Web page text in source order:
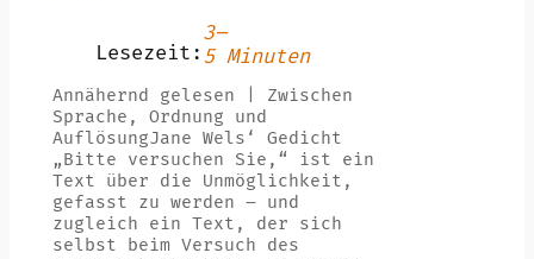
Lesezeit:
3–
5 Minuten
Annähernd gelesen | Zwischen
Sprache, Ordnung und
AuflösungJane Wels‘ Gedicht
„Bitte versuchen Sie,“ ist ein
Text über die Unmöglichkeit,
gefasst zu werden – und
zugleich ein Text, der sich
selbst beim Versuch des